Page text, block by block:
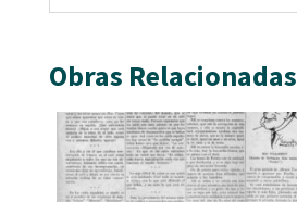
Obras Relacionadas